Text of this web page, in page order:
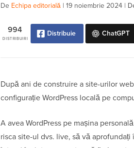
De Echipa editorială | 19 noiembrie 2024 |
DISTRIBUIRI
994 Distribuie ChatGPT
După ani de construire a site-urilor
configurație WordPress locală pe
A avea WordPress pe mașina
risca site-ul dvs. live, să vă